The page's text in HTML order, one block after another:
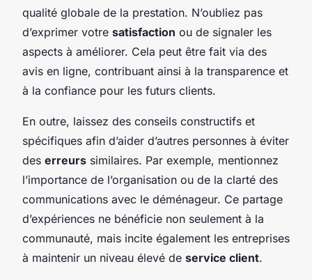
qualité globale de la prestation. N’oubliez pas
d’exprimer votre satisfaction ou de signaler les
aspects à améliorer. Cela peut être fait via des
avis en ligne, contribuant ainsi à la transparence et
à la confiance pour les futurs clients.
En outre, laissez des conseils constructifs et
spécifiques afin d’aider d’autres personnes à éviter
des erreurs similaires. Par exemple, mentionnez
l’importance de l’organisation ou de la clarté des
communications avec le déménageur. Ce partage
d’expériences ne bénéficie non seulement à la
communauté, mais incite également les entreprises
à maintenir un niveau élevé de service client.